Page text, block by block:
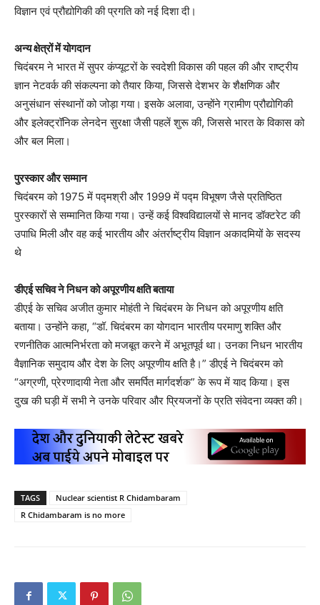
विज्ञान एवं प्रौद्योगिकी की प्रगति को नई दिशा दी।
अन्य क्षेत्रों में योगदान
चिदंबरम ने भारत में सुपर कंप्यूटरों के स्वदेशी विकास की पहल की और राष्ट्रीय
ज्ञान नेटवर्क की संकल्पना को तैयार किया, जिससे देशभर के शैक्षणिक और
अनुसंधान संस्थानों को जोड़ा गया। इसके अलावा, उन्होंने ग्रामीण प्रौद्योगिकी
और इलेक्ट्रॉनिक लेनदेन सुरक्षा जैसी पहलें शुरू की, जिससे भारत के विकास को
और बल मिला।
पुरस्कार और सम्मान
चिदंबरम को 1975 में पद्मश्री और 1999 में पद्म विभूषण जैसे प्रतिष्ठित
पुरस्कारों से सम्मानित किया गया। उन्हें कई विश्वविद्यालयों से मानद डॉक्टरेट की
उपाधि मिली और वह कई भारतीय और अंतर्राष्ट्रीय विज्ञान अकादमियों के सदस्य
थे
डीएई सचिव ने निधन को अपूरणीय क्षति बताया
डीएई के सचिव अजीत कुमार मोहंती ने चिदंबरम के निधन को अपूरणीय क्षति
बताया। उन्होंने कहा, “डॉ. चिदंबरम का योगदान भारतीय परमाणु शक्ति और
रणनीतिक आत्मनिर्भरता को मजबूत करने में अभूतपूर्व था। उनका निधन भारतीय
वैज्ञानिक समुदाय और देश के लिए अपूरणीय क्षति है।” डीएई ने चिदंबरम को
“अग्रणी, प्रेरणादायी नेता और समर्पित मार्गदर्शक” के रूप में याद किया। इस
दुख की घड़ी में सभी ने उनके परिवार और प्रियजनों के प्रति संवेदना व्यक्त की।
TAGS
Nuclear scientist R Chidambaram
R Chidambaram is no more